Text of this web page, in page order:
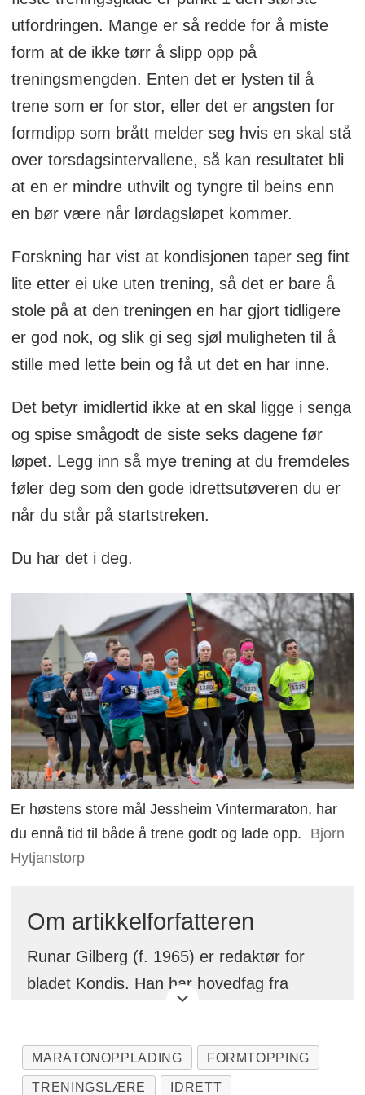
utfordringen. Mange er så redde for å miste
form at de ikke tørr å slipp opp på
treningsmengden. Enten det er lysten til å
trene som er for stor, eller det er angsten for
formdipp som brått melder seg hvis en skal stå
over torsdagsintervallene, så kan resultatet bli
at en er mindre uthvilt og tyngre til beins enn
en bør være når lørdagsløpet kommer.
Forskning har vist at kondisjonen taper seg fint
lite etter ei uke uten trening, så det er bare å
stole på at den treningen en har gjort tidligere
er god nok, og slik gi seg sjøl muligheten til å
stille med lette bein og få ut det en har inne.
Det betyr imidlertid ikke at en skal ligge i senga
og spise smågodt de siste seks dagene før
løpet. Legg inn så mye trening at du fremdeles
føler deg som den gode idrettsutøveren du er
når du står på startstreken.
Du har det i deg.
Er høstens store mål Jessheim Vintermaraton, har
du ennå tid til både å trene godt og lade opp.
Bjorn
Hytjanstorp
Om artikkelforfatteren
Runar Gilberg (f. 1965) er redaktør for
bladet Kondis. Han har hovedfag fra
løpt alt fra 800 m til ultraløp med 2.28.37
som bestetid på maraton, og i flere år var
MARATONOPPLADING FORMTOPPING
TRENINGSLÆRE IDRETT